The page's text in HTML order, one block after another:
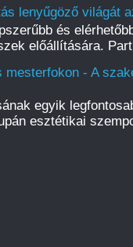
lenyűgöző világát
és
előállítására.
mesterfokon - A
egyik
esztétikai